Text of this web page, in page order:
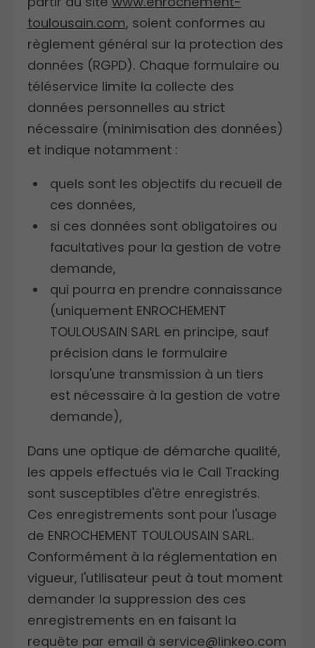
toulousain.com, soient conformes au
règlement général sur la protection des
données (RGPD). Chaque formulaire ou
téléservice limite la collecte des
données personnelles au strict
nécessaire (minimisation des données)
et indique notamment :
quels sont les objectifs du recueil de
ces données,
si ces données sont obligatoires ou
facultatives pour la gestion de votre
demande,
qui pourra en prendre connaissance
(uniquement ENROCHEMENT
TOULOUSAIN SARL en principe, sauf
précision dans le formulaire
lorsqu'une transmission à un tiers
est nécessaire à la gestion de votre
demande),
Dans une optique de démarche qualité,
les appels effectués via le Call Tracking
sont susceptibles d'être enregistrés.
Ces enregistrements sont pour l'usage
de ENROCHEMENT TOULOUSAIN SARL.
Conformément à la réglementation en
vigueur, l'utilisateur peut à tout moment
demander la suppression des ces
enregistrements en en faisant la
requête par email à service@linkeo.com